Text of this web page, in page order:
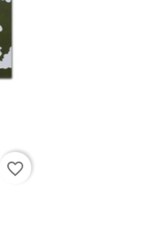
favorite_border